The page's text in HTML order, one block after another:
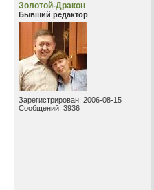
Золотой-Дракон
Бывший редактор
Зарегистрирован: 2006-08-15
Сообщений: 3936